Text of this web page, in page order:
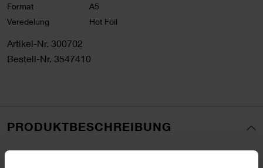
Format
A5
Veredelung
Hot Foil
Artikel-Nr. 300702
Bestell-Nr. 3547410
PRODUKTBESCHREIBUNG